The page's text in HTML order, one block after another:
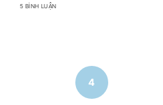
5 BÌNH LUẬN